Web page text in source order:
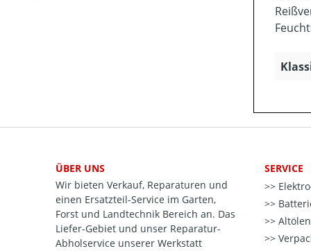
ÜBER UNS
Wir bieten Verkauf, Reparaturen und
einen Ersatzteil-Service im Garten,
Forst und Landtechnik Bereich an. Das
Liefer-Gebiet und unser Reparatur-
Abholservice unserer Werkstatt
SERVICE